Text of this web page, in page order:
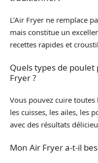
L’Air Fryer ne remplace
mais constitue un
recettes rapides et
Quels types de
Fryer ?
Vous pouvez cuire
les cuisses, les ailes, les
avec des résultats
Mon Air Fryer a-t-il